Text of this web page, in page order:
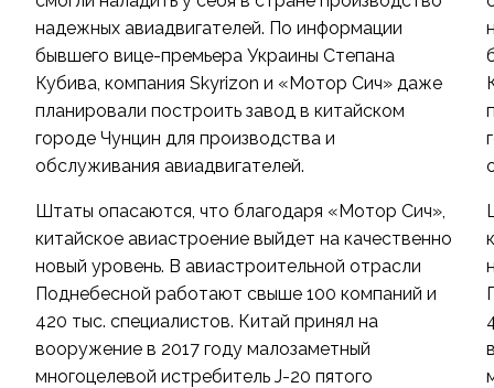
надежных авиадвигателей. По информации
бывшего вице-премьера Украины Степана
Кубива, компания Skyrizon и «Мотор Сич» даже
планировали построить завод в китайском
городе Чунцин для производства и
обслуживания авиадвигателей.
Штаты опасаются, что благодаря «Мотор Сич»,
китайское авиастроение выйдет на качественно
новый уровень. В авиастроительной отрасли
Поднебесной работают свыше 100 компаний и
420 тыс. специалистов. Китай принял на
вооружение в 2017 году малозаметный
многоцелевой истребитель J-20 пятого